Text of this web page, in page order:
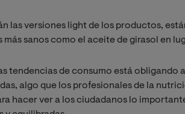
las versiones light de los productos,
sanos como el aceite de girasol en
tendencias de consumo está obligando
algo que los profesionales de la
hacer ver a los ciudadanos lo